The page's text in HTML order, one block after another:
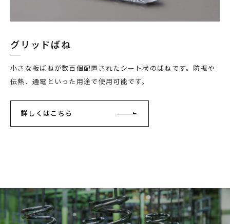
グリッドばね
小さな板ばねが数百個配置されたシート状のばねです。防振や
伝熱、通電といった用途で使用可能です。
詳しくはこちら